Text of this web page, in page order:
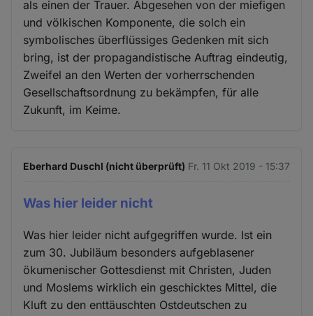
als einen der Trauer. Abgesehen von der miefigen
und völkischen Komponente, die solch ein
symbolisches überflüssiges Gedenken mit sich
bring, ist der propagandistische Auftrag eindeutig,
Zweifel an den Werten der vorherrschenden
Gesellschaftsordnung zu bekämpfen, für alle
Zukunft, im Keime.
Eberhard Duschl (nicht überprüft) Fr. 11 Okt 2019 - 15:37
Was hier leider nicht
Was hier leider nicht aufgegriffen wurde. Ist ein
zum 30. Jubiläum besonders aufgeblasener
ökumenischer Gottesdienst mit Christen, Juden
und Moslems wirklich ein geschicktes Mittel, die
Kluft zu den enttäuschten Ostdeutschen zu